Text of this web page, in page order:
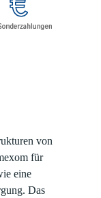
von
für
eine
Das